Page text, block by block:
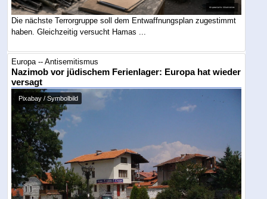
Die nächste Terrorgruppe soll dem Entwaffnungsplan zugestimmt
haben. Gleichzeitig versucht Hamas ...
Europa -- Antisemitismus
Nazimob vor jüdischem Ferienlager: Europa hat wieder
versagt
Pixabay / Symbolbild